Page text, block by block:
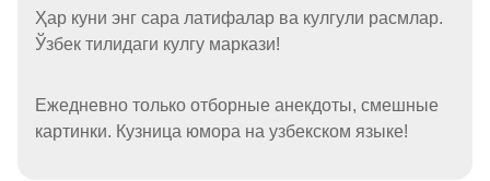
Ҳар куни энг сара латифалар ва кулгули расмлар.
Ўзбек тилидаги кулгу маркази!
Ежедневно только отборные анекдоты, смешные
картинки. Кузница юмора на узбекском языке!